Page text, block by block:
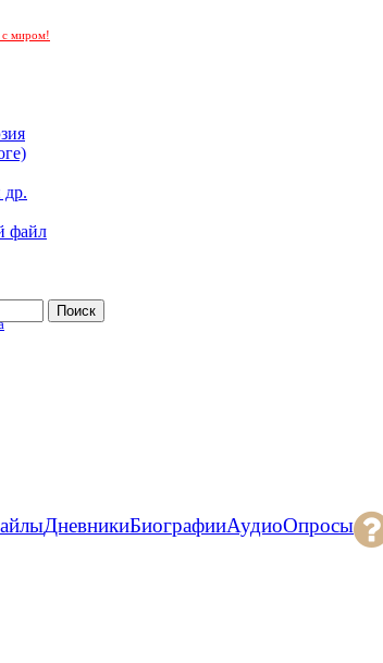
с миром!
файл
ДневникиБиографииАудиоОпросы